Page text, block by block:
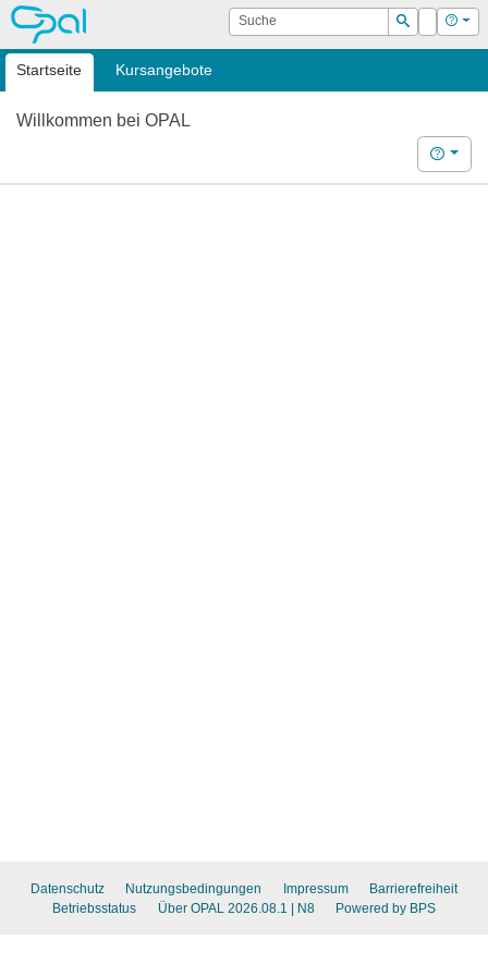
OPAL Suche
Suchen
Login Hilfe
Startseite Kursangebote
Willkommen bei OPAL
Hilfe
Datenschutz Nutzungsbedingungen Impressum
Barrierefreiheit
Betriebsstatus
Über OPAL 2026.08.1 | N8 Powered by BPS